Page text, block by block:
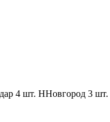
4 шт. ННовгород 3 шт.